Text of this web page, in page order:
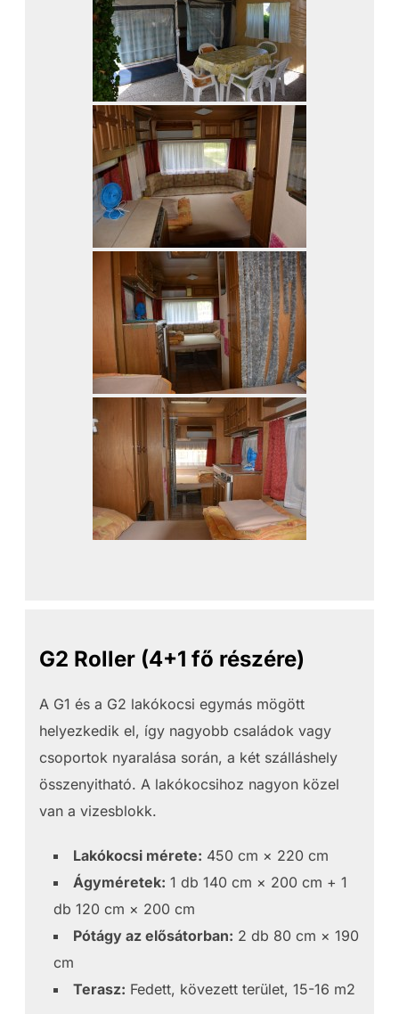
G2 Roller (4+1 fő részére)
A G1 és a G2 lakókocsi egymás mögött
helyezkedik el, így nagyobb családok vagy
csoportok nyaralása során, a két szálláshely
összenyitható. A lakókocsihoz nagyon közel
van a vizesblokk.
Lakókocsi mérete: 450 cm × 220 cm
Ágyméretek: 1 db 140 cm × 200 cm + 1
db 120 cm × 200 cm
Pótágy az elősátorban: 2 db 80 cm × 190
cm
Terasz: Fedett, kövezett terület, 15-16 m2